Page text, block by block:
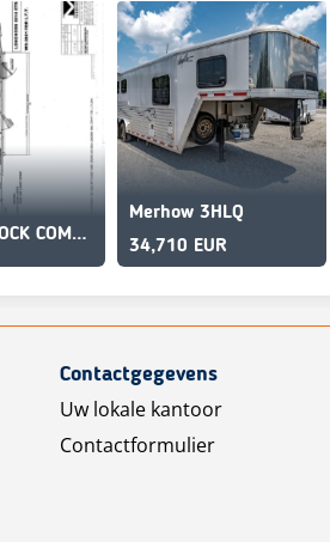
Merhow STOCK COMBO NON-STANDARD FLOOR PLAN
Merhow 3HLQ
34,710 EUR
Contactgegevens
Uw lokale kantoor
Contactformulier